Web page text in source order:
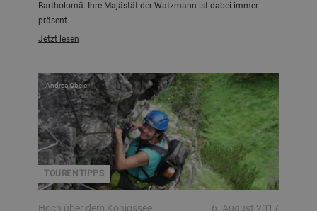
Bartholomä. Ihre Majästät der Watzmann ist dabei immer
präsent.
Jetzt lesen
TOURENTIPPS
Andrea Obele
Hoch über dem Königssee
6. August 2017